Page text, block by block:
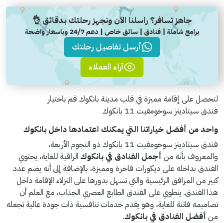
جاهز تسافر؟ راسلنا الآن ونجهز رحلتك بدقائق 👌
برامج شاملة | فنادق | سائق خاص | دعم 24/7 وباسعار واضحة
أرسل تفاصيل رحلتك
آراء العملاء
لتحصل على إقامة مميزة في قلب مدينة بانكوك قم باختيار
فندق سيتادينز سوخومفيت 11 بانكوك
واحد من أفضل خياراتنا التي يمكنك اعتمادها داخل بانكوك
فندق سيتادينز سوخومفيت 11 بانكوك ذو النجوم الأربعة،
والمعروف بأنه من أجمل الفنادق في بانكوك الراقية للغاية، يحتوي
الفندق بداخله على ديكورات فاخرة ومميزة، بالإضافة إلى أنه يضم عدد
كبير من المرافق الرئيسية والتي تسهل بدورها على النزلاء الإقامة داخل
هذا الفندق. ينطوي على الفندق الطابع العصري الجذاب، مع العلم أن
تصاميمه فاتنة للغاية، وهو يقدم خدمات تنافسية ذات جودة عالية تجعله
من أفضل الفنادق في بانكوك.